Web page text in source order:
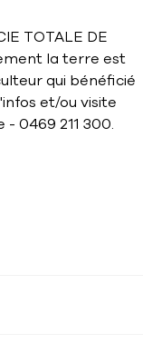
TOTALE DE
la terre est
qui bénéficié
et/ou visite
0469 211 300.